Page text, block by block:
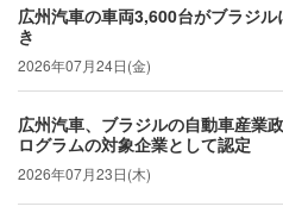
広州汽車の車両3,600台がブラジ
き
2026年07月24日(金)
広州汽車、ブラジルの自動車産業
ログラムの対象企業として認定
2026年07月23日(木)